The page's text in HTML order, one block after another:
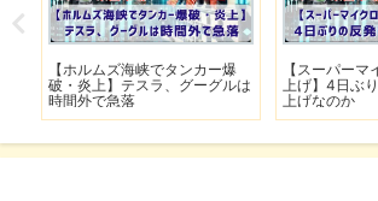
【ホルムズ海峡でタンカー爆
破・炎上】テスラ、グーグルは
時間外で急落
【スーパー
上げ】4日ぶ
上げなのか